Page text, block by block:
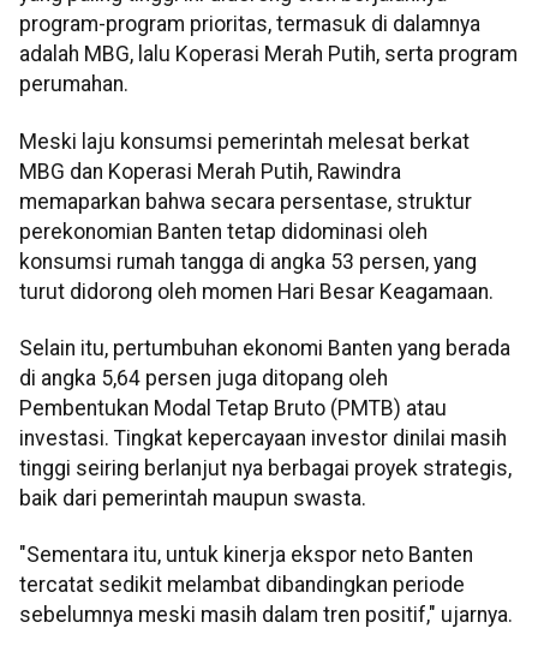
program-program prioritas, termasuk di dalamnya
adalah MBG, lalu Koperasi Merah Putih, serta program
perumahan.
Meski laju konsumsi pemerintah melesat berkat
MBG dan Koperasi Merah Putih, Rawindra
memaparkan bahwa secara persentase, struktur
perekonomian Banten tetap didominasi oleh
konsumsi rumah tangga di angka 53 persen, yang
turut didorong oleh momen Hari Besar Keagamaan.
Selain itu, pertumbuhan ekonomi Banten yang berada
di angka 5,64 persen juga ditopang oleh
Pembentukan Modal Tetap Bruto (PMTB) atau
investasi. Tingkat kepercayaan investor dinilai masih
tinggi seiring berlanjut nya berbagai proyek strategis,
baik dari pemerintah maupun swasta.
"Sementara itu, untuk kinerja ekspor neto Banten
tercatat sedikit melambat dibandingkan periode
sebelumnya meski masih dalam tren positif," ujarnya.